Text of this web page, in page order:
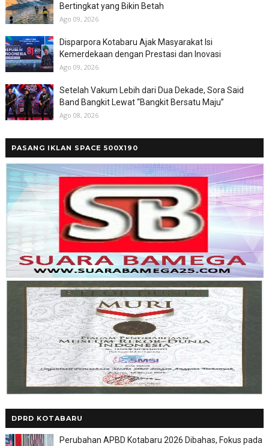
Bertingkat yang Bikin Betah
Ago 09, 2026
Disparpora Kotabaru Ajak Masyarakat Isi
Kemerdekaan dengan Prestasi dan Inovasi
Ago 09, 2026
Setelah Vakum Lebih dari Dua Dekade, Sora Said
Band Bangkit Lewat “Bangkit Bersatu Maju”
Ago 08, 2026
PASANG IKLAN SPACE 500X190
DPRD KOTABARU
Perubahan APBD Kotabaru 2026 Dibahas, Fokus pada